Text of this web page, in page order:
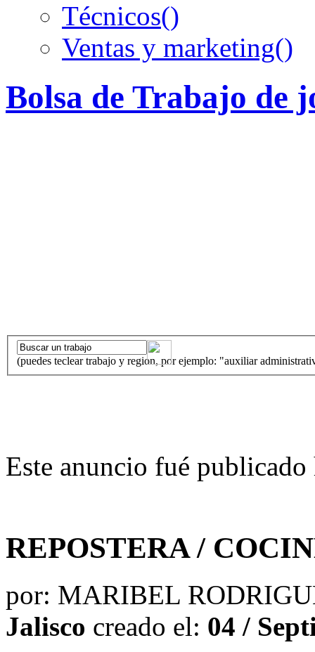
Técnicos()
Ventas y marketing()
Bolsa de Trabajo de
(puedes teclear trabajo y region, por ejemplo: "auxiliar
Este anuncio fué publicado
REPOSTERA /
por: MARIBEL
Jalisco creado el: 04 /